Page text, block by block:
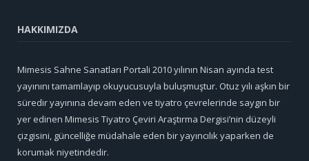
HAKKIMIZDA
Mimesis Sahne Sanatları Portali 2010 yılının Nisan ayında test
yayınını tamamlayıp okuyucusuyla buluşmuştur. Otuz yılı aşkın bir
süredir yayınına devam eden ve tiyatro çevrelerinde saygın bir
yer edinen Mimesis Tiyatro Çeviri Araştırma Dergisi’nin düzeyli
çizgisini, güncelliğe müdahale eden bir yayıncılık yaparken de
korumak niyetindedir.